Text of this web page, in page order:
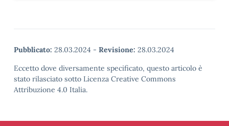
Pubblicato: 28.03.2024 - Revisione: 28.03.2024
Eccetto dove diversamente specificato, questo articolo è
stato rilasciato sotto Licenza Creative Commons
Attribuzione 4.0 Italia.